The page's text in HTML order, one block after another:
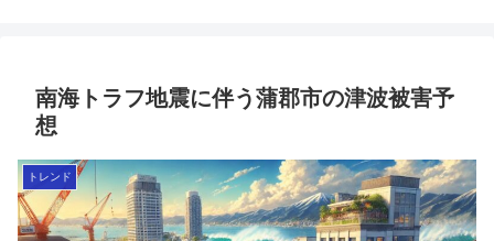
南海トラフ地震に伴う蒲郡市の津波被害予
想
トレンド